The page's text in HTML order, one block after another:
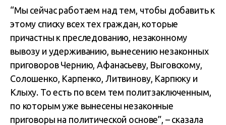
“Мы сейчас работаем над тем, чтобы добавить к
этому списку всех тех граждан, которые
причастны к преследованию, незаконному
вывозу и удерживанию, вынесению незаконных
приговоров Чернию, Афанасьеву, Выговскому,
Солошенко, Карпенко, Литвинову, Карпюку и
Клыху. То есть по всем тем политзаключенным,
по которым уже вынесены незаконные
приговоры на политической основе”, – сказала